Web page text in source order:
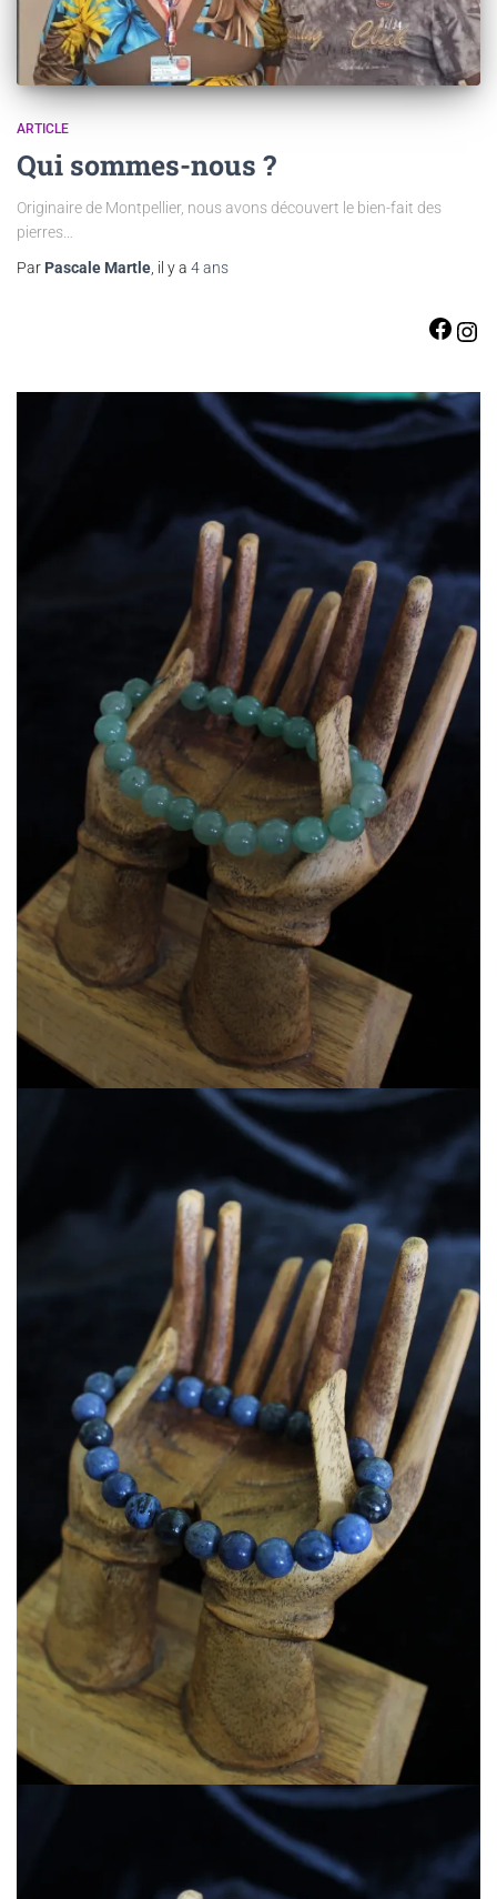
ARTICLE
Qui sommes-nous ?
Originaire de Montpellier, nous avons découvert le bien-fait des
pierres…
Par Pascale Martle , il y a 4 ans